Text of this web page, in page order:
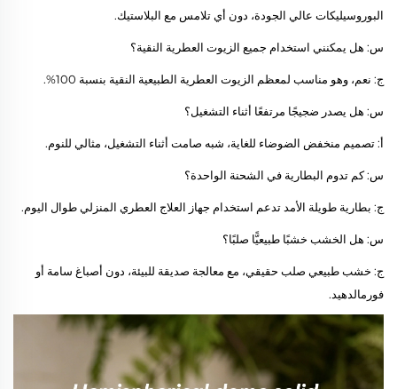
البوروسيليكات عالي الجودة، دون أي تلامس مع البلاستيك.
س: هل يمكنني استخدام جميع الزيوت العطرية النقية؟
ج: نعم، وهو مناسب لمعظم الزيوت العطرية الطبيعية النقية بنسبة 100%.
س: هل يصدر ضجيجًا مرتفعًا أثناء التشغيل؟
أ: تصميم منخفض الضوضاء للغاية، شبه صامت أثناء التشغيل، مثالي للنوم.
س: كم تدوم البطارية في الشحنة الواحدة؟
ج: بطارية طويلة الأمد تدعم استخدام جهاز العلاج العطري المنزلي طوال اليوم.
س: هل الخشب خشبًا طبيعيًّا صلبًا؟
ج: خشب طبيعي صلب حقيقي، مع معالجة صديقة للبيئة، دون أصباغ سامة أو
فورمالدهيد.